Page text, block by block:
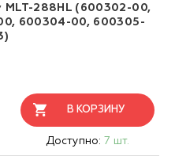
MLT-288HL (600302-00,
600304-00, 600305-
В КОРЗИНУ
Доступно: 7 шт.